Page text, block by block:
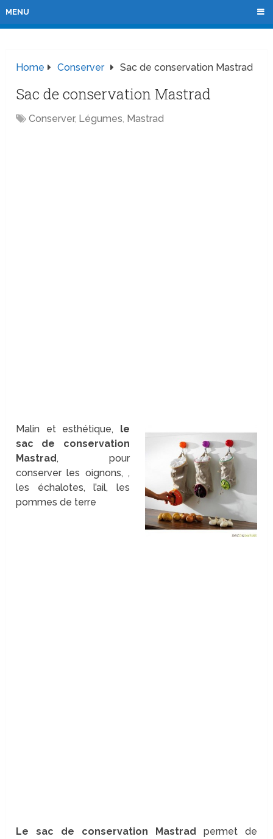
MENU
Home Conserver Sac de conservation Mastrad
Sac de conservation Mastrad
Conserver, Légumes, Mastrad
Malin et esthétique, le
sac de conservation
Mastrad, pour
conserver les oignons, ,
les échalotes, l’ail, les
pommes de terre
Le sac de conservation Mastrad permet de